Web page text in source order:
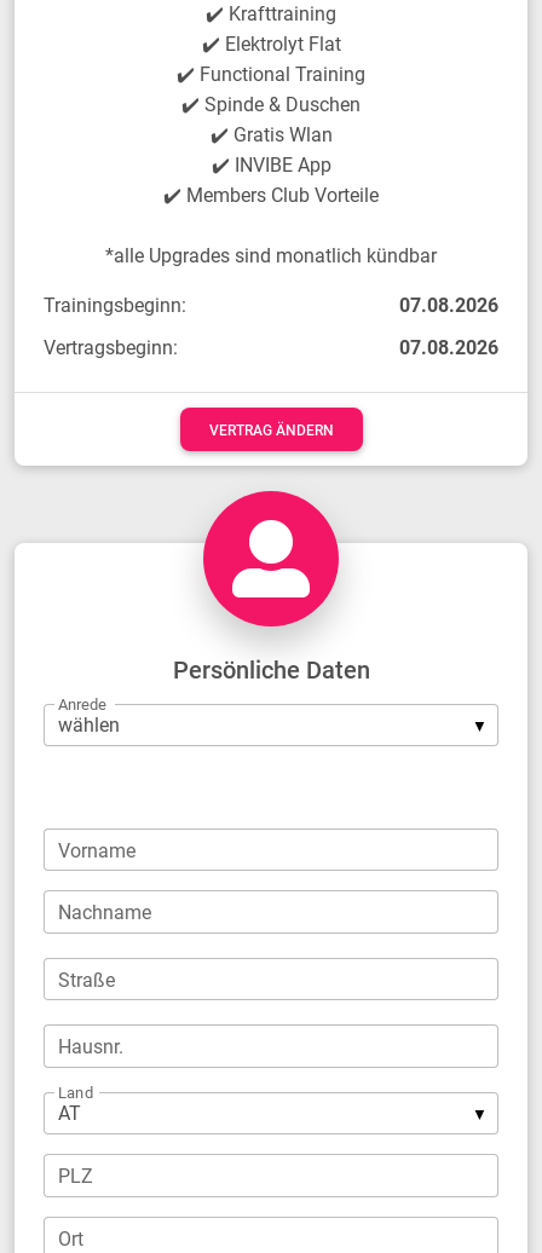
✔️ Krafttraining
✔️ Elektrolyt Flat
✔️ Functional Training
✔️ Spinde & Duschen
✔️ Gratis Wlan
✔️ INVIBE App
✔️ Members Club Vorteile
*alle Upgrades sind monatlich kündbar
Trainingsbeginn:
07.08.2026
Vertragsbeginn:
07.08.2026
VERTRAG ÄNDERN
Persönliche Daten
Anrede
Vorname
Nachname
Straße
Hausnr.
Land
PLZ
Ort